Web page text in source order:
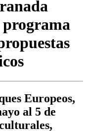
Europeos,
al 5 de